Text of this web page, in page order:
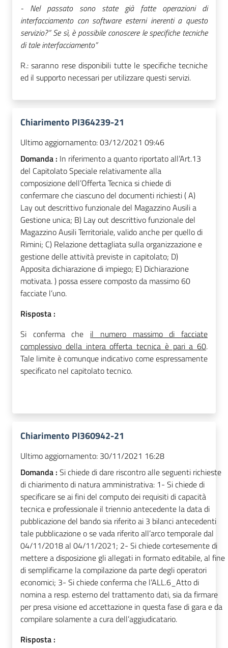
- Nel passato sono state già fatte operazioni di
interfacciamento con software esterni inerenti a questo
servizio?” Se sì, è possibile conoscere le specifiche tecniche
di tale interfacciamento”
R.: saranno rese disponibili tutte le specifiche tecniche
ed il supporto necessari per utilizzare questi servizi.
Chiarimento PI364239-21
Ultimo aggiornamento:03/12/2021 09:46
Domanda : In riferimento a quanto riportato all’Art.13
del Capitolato Speciale relativamente alla
composizione dell’Offerta Tecnica si chiede di
confermare che ciascuno del documenti richiesti ( A)
Lay out descrittivo funzionale del Magazzino Ausili a
Gestione unica; B) Lay out descrittivo funzionale del
Magazzino Ausili Territoriale, valido anche per quello di
Rimini; C) Relazione dettagliata sulla organizzazione e
gestione delle attività previste in capitolato; D)
Apposita dichiarazione di impiego; E) Dichiarazione
motivata. ) possa essere composto da massimo 60
facciate l’uno.
Risposta :
Si conferma che il numero massimo di facciate
complessivo della intera offerta tecnica è pari a 60.
Tale limite è comunque indicativo come espressamente
specificato nel capitolato tecnico.
Chiarimento PI360942-21
Ultimo aggiornamento: 30/11/2021 16:28
Domanda : Si chiede di dare riscontro alle seguenti richieste
di chiarimento di natura amministrativa: 1- Si chiede di
specificare se ai fini del computo dei requisiti di capacità
tecnica e professionale il triennio antecedente la data di
pubblicazione del bando sia riferito ai 3 bilanci antecedenti
tale pubblicazione o se vada riferito all’arco temporale dal
04/11/2018 al 04/11/2021; 2- Si chiede cortesemente di
mettere a disposizione gli allegati in formato editabile, al fine
di semplificarne la compilazione da parte degli operatori
economici; 3- Si chiede conferma che l’ALL.6_Atto di
nomina a resp. esterno del trattamento dati, sia da firmare
per presa visione ed accettazione in questa fase di gara e da
compilare solamente a cura dell’aggiudicatario.
Risposta :